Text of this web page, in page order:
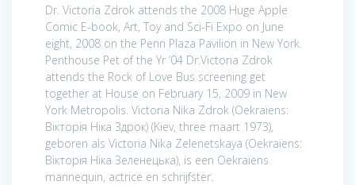
Dr. Victoria Zdrok attends the 2008 Huge Apple
Comic E-book, Art, Toy and Sci-Fi Expo on June
eight, 2008 on the Penn Plaza Pavilion in New York.
Penthouse Pet of the Yr ’04 Dr.Victoria Zdrok
attends the Rock of Love Bus screening get
together at House on February 15, 2009 in New
York Metropolis. Victoria Nika Zdrok (Oekraïens:
Вікторія Ніка Здрок) (Kiev, three maart 1973),
geboren als Victoria Nika Zelenetskaya (Oekraïens:
Вікторія Ніка Зеленецька), is een Oekraïens
mannequin, actrice en schrijfster.